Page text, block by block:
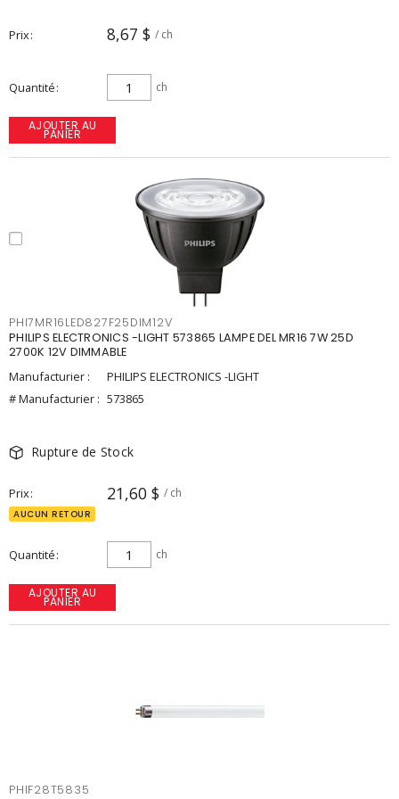
Prix 8,67 $ / ch
Quantité ch
AJOUTER AU
PANIER
PHI7MR16LED827F25DIM12V
PHILIPS ELECTRONICS -LIGHT 573865 LAMPE DEL MR16 7W 25D
2700K 12V DIMMABLE
Manufacturier :
PHILIPS ELECTRONICS -LIGHT
# Manufacturier : 573865
Rupture de Stock
Prix 21,60 $ / ch
AUCUN RETOUR
Quantité ch
AJOUTER AU
PANIER
PHIF28T5835